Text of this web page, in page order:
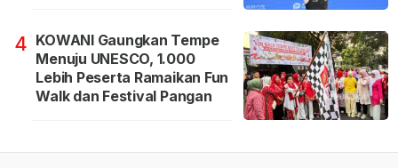
4 KOWANI Gaungkan Tempe
Menuju UNESCO, 1.000
Lebih Peserta Ramaikan Fun
Walk dan Festival Pangan